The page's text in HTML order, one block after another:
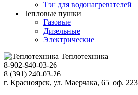
Тэн для водонагревателей
Тепловые пушки
Газовые
Дизельные
Электрические
Теплотехника
8-902-940-03-26
8 (391) 240-03-26
г. Красноярск, ул. Маерчака, 65, оф. 223